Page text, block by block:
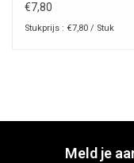
€7,80
Stukprijs : €7,80 / Stuk
Meld je